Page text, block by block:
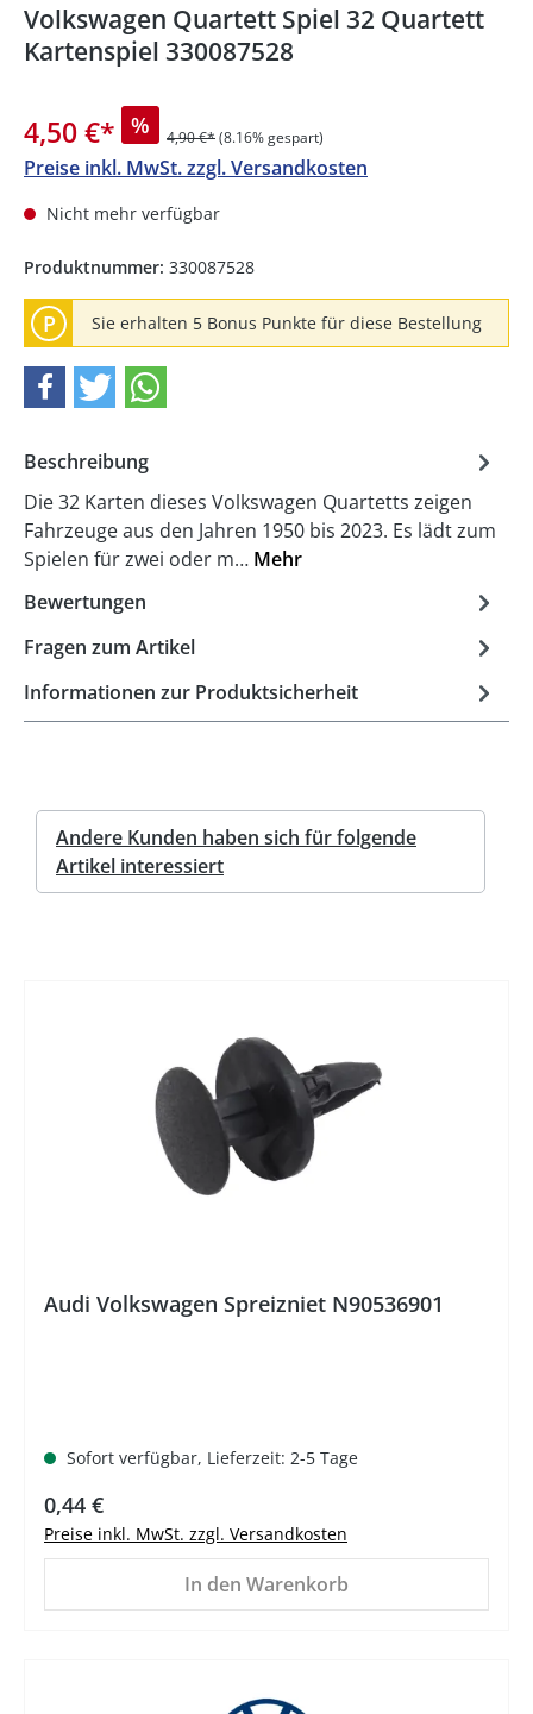
Volkswagen Quartett Spiel 32 Quartett
Kartenspiel 330087528
4,50 €* % 4,90 €*(8.16% gespart)
Preise inkl. MwSt. zzgl. Versandkosten
Nicht mehr verfügbar
Produktnummer: 330087528
P Sie erhalten 5 Bonus Punkte für diese Bestellung
Beschreibung
Die 32 Karten dieses Volkswagen Quartetts zeigen
Fahrzeuge aus den Jahren 1950 bis 2023. Es lädt zum
Spielen für zwei oder m… Mehr
Bewertungen
Fragen zum Artikel
Informationen zur Produktsicherheit
Andere Kunden haben sich für folgende
Artikel interessiert
Audi Volkswagen Spreizniet N90536901
Sofort verfügbar, Lieferzeit: 2-5 Tage
Regulärer Preis:
0,44 €
Preise inkl. MwSt. zzgl. Versandkosten
In den Warenkorb